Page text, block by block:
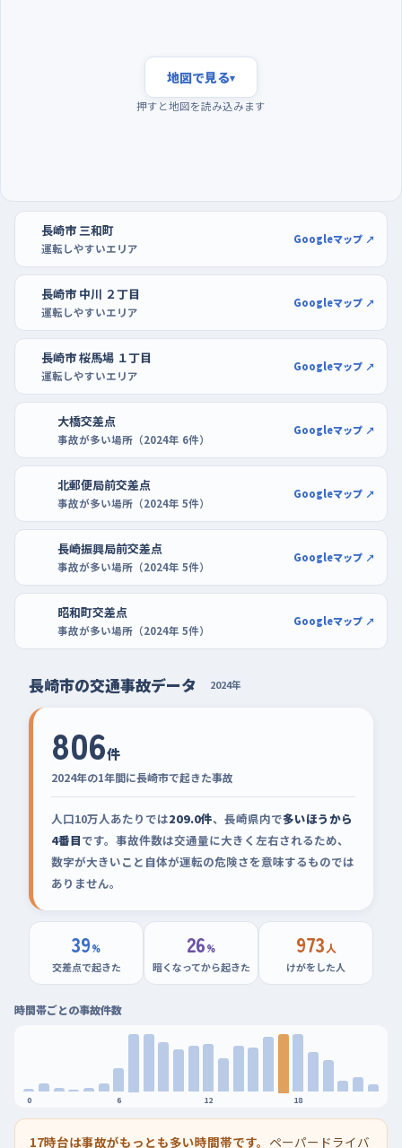
一日のなかで車も人もいちばん増えるのは夕方の帰宅時間帯
で、日が傾いて見えにくくもなる。逆に早朝は道がすいていて、信
MrMax長崎ショッピングセンターのような広い駐車場で、開店直
後の空いている時間に。区画がはっきりしていて周りに車が少な
いぶん、切り返しを何度やり直しても落ち着いていられる。チトセ
ピアやヤマダ電機テックランド長崎本店も同じように使える。
地図で見る▾
押すと地図を読み込みます
長崎市 三和町
運転しやすいエリア
Googleマップ ↗
長崎市 中川 ２丁目
運転しやすいエリア
Googleマップ ↗
長崎市 桜馬場 １丁目
運転しやすいエリア
Googleマップ ↗
大橋交差点
事故が多い場所（2024年 6件）
Googleマップ ↗
北郵便局前交差点
事故が多い場所（2024年 5件）
Googleマップ ↗
長崎振興局前交差点
事故が多い場所（2024年 5件）
Googleマップ ↗
昭和町交差点
事故が多い場所（2024年 5件）
Googleマップ ↗
長崎市の交通事故データ 2024年
806件
2024年の1年間に長崎市で起きた事故
人口10万人あたりでは209.0件、長崎県内で多いほうから
4番目です。事故件数は交通量に大きく左右されるため、
数字が大きいこと自体が運転の危険さを意味するものでは
ありません。
39%
交差点で起きた
26%
暗くなってから起きた
973人
けがをした人
時間帯ごとの事故件数
0 6 12 18
17時台は事故がもっとも多い時間帯です。 ペーパードライバ